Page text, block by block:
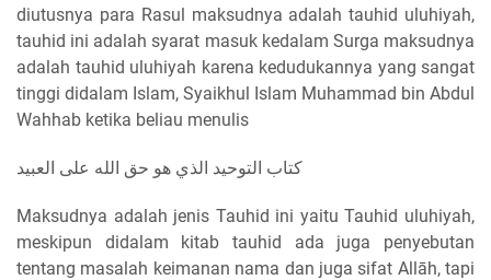
diutusnya para Rasul maksudnya adalah tauhid uluhiyah,
tauhid ini adalah syarat masuk kedalam Surga maksudnya
adalah tauhid uluhiyah karena kedudukannya yang sangat
tinggi didalam Islam, Syaikhul Islam Muhammad bin Abdul
Wahhab ketika beliau menulis
كتاب التوحيد الذي هو حق الله على العبيد
Maksudnya adalah jenis Tauhid ini yaitu Tauhid uluhiyah,
meskipun didalam kitab tauhid ada juga penyebutan
tentang masalah keimanan nama dan juga sifat Allāh, tapi